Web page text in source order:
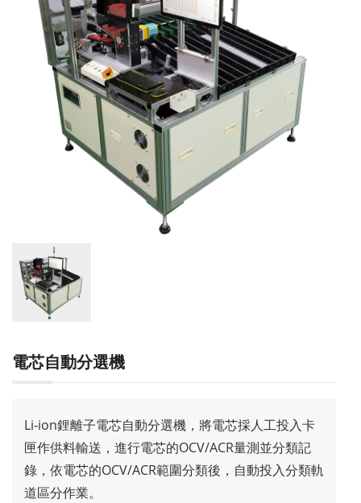
電芯自動分選機
Li-ion鋰離子電芯自動分選機，將電芯採人工投入卡
匣作供料輸送，進行電芯的OCV/ACR量測並分類記
錄，依電芯的OCV/ACR範圍分類後，自動投入分類軌
道區分作業。